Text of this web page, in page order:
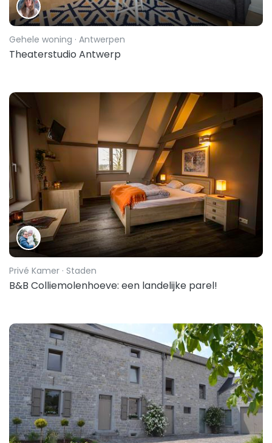
Gehele woning · Antwerpen
Theaterstudio Antwerp
Privé Kamer · Staden
B&B Colliemolenhoeve: een landelijke parel!